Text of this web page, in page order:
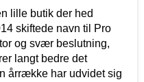
lille butik der hed
skiftede navn til Pro
og svær beslutning,
langt bedre det
årrække har udvidet sig